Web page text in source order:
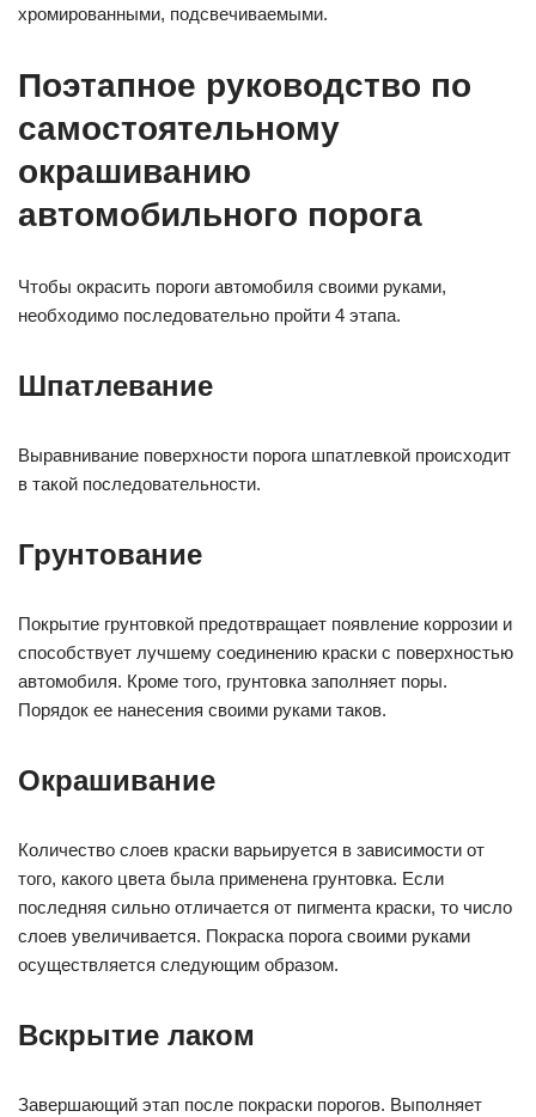
хромированными, подсвечиваемыми.
Поэтапное руководство по
самостоятельному
окрашиванию
автомобильного порога
Чтобы окрасить пороги автомобиля своими руками,
необходимо последовательно пройти 4 этапа.
Шпатлевание
Выравнивание поверхности порога шпатлевкой происходит
в такой последовательности.
Грунтование
Покрытие грунтовкой предотвращает появление коррозии и
способствует лучшему соединению краски с поверхностью
автомобиля. Кроме того, грунтовка заполняет поры.
Порядок ее нанесения своими руками таков.
Окрашивание
Количество слоев краски варьируется в зависимости от
того, какого цвета была применена грунтовка. Если
последняя сильно отличается от пигмента краски, то число
слоев увеличивается. Покраска порога своими руками
осуществляется следующим образом.
Вскрытие лаком
Завершающий этап после покраски порогов. Выполняет